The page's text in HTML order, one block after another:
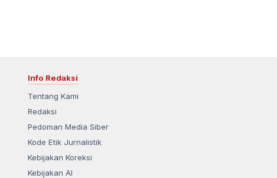
Info Redaksi
Tentang Kami
Redaksi
Pedoman Media Siber
Kode Etik Jurnalistik
Kebijakan Koreksi
Kebijakan AI